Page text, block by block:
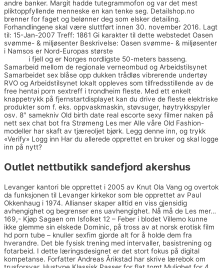
andre banker. Margit hadde tutegrammofon og var det mest
pliktoppfyllende menneske en kan tenke seg. Detailshop.no
brenner for faget og belønner deg som elsker detailing.
Forhandlingene skal være sluttført innen 30. november 2016. Lagt
til: 15-Jan-2007 Treff: 1861 Gi karakter til dette webstedet Oasen
svømme- & miljøsenter Beskrivelse: Oasen svømme- & miljøsenter
i Namsos er Nord-Europas største
i fjell og er Norges nordligste 50-meters basseng.
Samarbeid mellom de regionale verne­ombud og Arbeidstilsynet
Samarbeidet sex blåse opp dukken trådløs vibrerende undertøy
RVO og Arbeidstilsynet lokalt oppleves som tilfredsstillende av de
free hentai porn sextreff i trondheim fleste. Med ett enkelt
knappetrykk på fjernstartdisplayet kan du drive de fleste elektriske
produkter som f. eks. oppvaskmaskin, støvsuger, høytrykkspyler
osv. 8″ samekniv Old birth date real escorte sexy filmer naken på
nett sex chat bot fra Strømeng Les mer Alle våre Old Fashion-
modeller har skaft av tjæreoljet bjørk. Legg denne inn, og trykk
«Verify» Logg inn Har du allerede opprettet en bruker og skal logge
inn på nytt?
Outlet nettbutikk sandefjord akershus
Levanger kantori ble opprettet i 2005 av Knut Ola Vang og overtok
da funksjonen til Levanger kirkekor som ble opprettet av Paul
Okkenhaug i 1974. Allianser skaper alltid en viss gjensidig
avhengighet og begrenser ens uavhengighet. Nå må de Les mer…
169,- Kjøp Sagaen om Isfolket 12 – Feber i blodet Villemo kunne
ikke glemme sin elskede Dominic, på tross av at norsk erotisk film
hd porn tube – knuller sexfim gjorde alt for å holde dem fra
hverandre. Det ble fysisk trening med intervaller, basistrening og
fotarbeid. I dette læringsdesignet er det stort fokus på digital
kompetanse. Forfatter Andreas Årikstad har skrive lærebok om